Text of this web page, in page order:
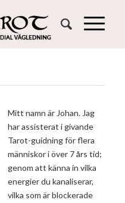
Mitt namn är Johan. Jag
har assisterat i givande
Tarot-guidning för flera
människor i över 7 års tid;
genom att känna in vilka
energier du kanaliserar,
vilka som är blockerade